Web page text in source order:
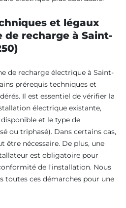
et légaux
de recharge à Saint-
de recharge électrique à Saint-
prérequis techniques et
Il est essentiel de vérifier la
électrique existante,
et le type de
ou triphasé). Dans certains cas,
être nécessaire. De plus, une
est obligatoire pour
de l'installation. Nous
toutes ces démarches pour une